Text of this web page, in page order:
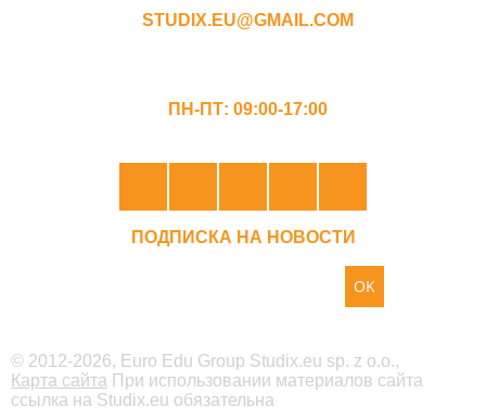
STUDIX.EU@GMAIL.COM
ПН-ПТ: 09:00-17:00
ПОДПИСКА НА НОВОСТИ
OK
© 2012-2026, Euro Edu Group Studix.eu sp. z o.o.,
Карта сайта При использовании материалов сайта
ссылка на Studix.eu обязательна